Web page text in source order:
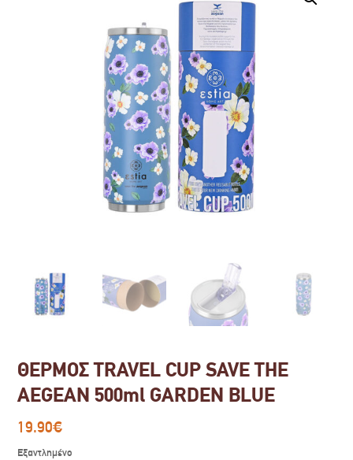
ΘΕΡΜΟΣ TRAVEL CUP SAVE THE
AEGEAN 500ml GARDEN BLUE
19.90€
Εξαντλημένο